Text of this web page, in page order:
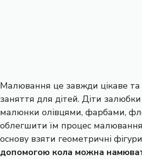
Малювання це завжди цікаве
заняття для дітей. Діти
малюнки олівцями, фарбами,
облегшити їм процес
основу взяти геометричні
допомогою кола можна